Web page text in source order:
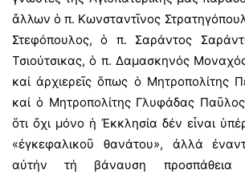
ἄλλων ὁ π. Κωνσταντῖνος
Στεφόπουλος, ὁ π. Σαράντος
Τσιούτσικας, ὁ π. Δαμασκηνός
καί ἀρχιερεῖς ὅπως ὁ Μητροπολίτης
καί ὁ Μητροπολίτης Γλυφάδας
ὅτι ὄχι μόνο ἡ Ἐκκλησία δέν εἶναι
«ἐγκεφαλικοῦ θανάτου», ἀλλά
αὐτήν τή βάναυση προσπάθεια